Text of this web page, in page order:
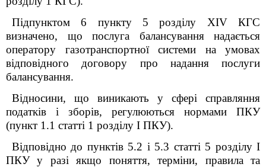
Підпунктом 6 пункту 5 розділу XIV КГС
визначено, що послуга балансування надається
оператору газотранспортної системи на умовах
відповідного договору про надання послуги
балансування.
Відносини, що виникають у сфері справляння
податків і зборів, регулюються нормами ПКУ
(пункт 1.1 статті 1 розділу І ПКУ).
Відповідно до пунктів 5.2 і 5.3 статті 5 розділу І
ПКУ у разі якщо поняття, терміни, правила та